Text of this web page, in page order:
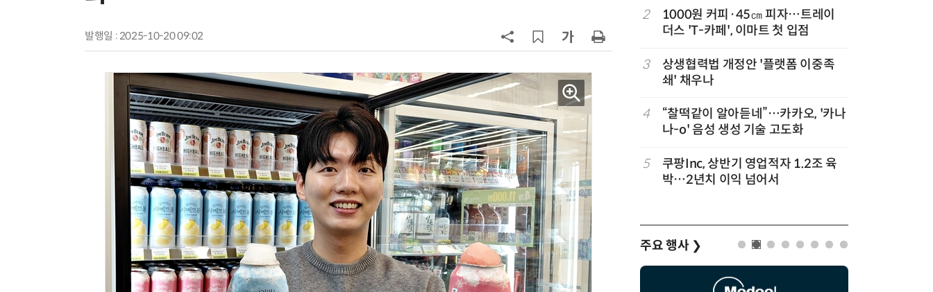
발행일 : 2025-10-20 09:02
크'…“내년 중순께 유출 사고 전 수준
최대'…쿠팡이츠도 신기록”
9
우유 감산 협상 8월 말로 연장…산정
기준 놓고 '평행선'
10 네이버, 2분기 매출 3조3888억원…
분기 기준 역대 최대
2
1000원 커피·45㎝ 피자…트레이
더스 'T-카페', 이마트 첫 입점
3
상생협력법 개정안 '플랫폼 이중족
쇄' 채우나
4
“찰떡같이 알아듣네”…카카오, '카나
나-o' 음성 생성 기술 고도화
5
쿠팡Inc, 상반기 영업적자 1.2조 육
박…2년치 이익 넘어서
주요 행사 ❯